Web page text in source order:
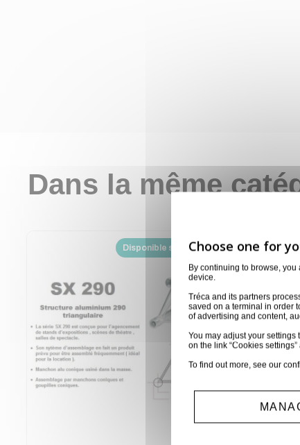
Dans la même
Disponible sur demande
By continuing to browse,
device.
Tréca and its partners
saved on a terminal in order
of advertising and content,
You may adjust your
on the link “Cookies
To find out more, see our